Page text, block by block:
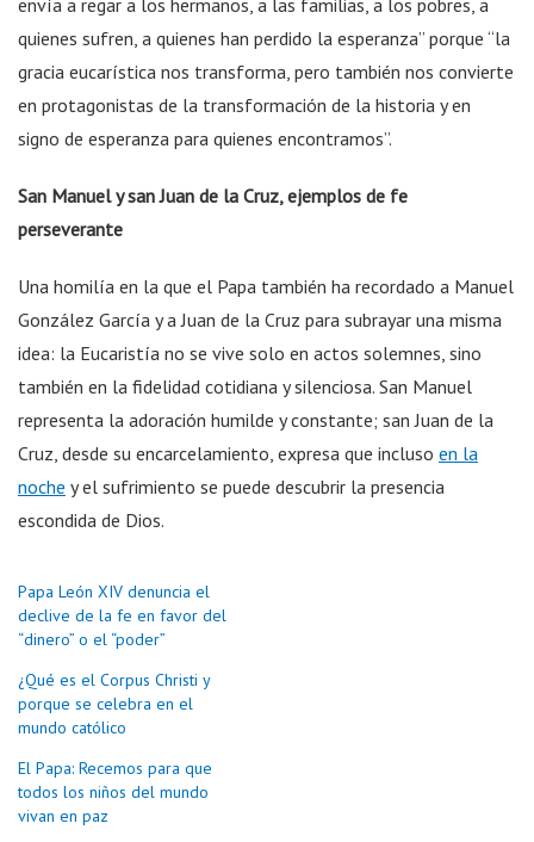
quienes sufren, a quienes han perdido la esperanza” porque “la
gracia eucarística nos transforma, pero también nos convierte
en protagonistas de la transformación de la historia y en
signo de esperanza para quienes encontramos”.
San Manuel y san Juan de la Cruz, ejemplos de fe
perseverante
Una homilía en la que el Papa también ha recordado a Manuel
González García y a Juan de la Cruz para subrayar una misma
idea: la Eucaristía no se vive solo en actos solemnes, sino
también en la fidelidad cotidiana y silenciosa. San Manuel
representa la adoración humilde y constante; san Juan de la
Cruz, desde su encarcelamiento, expresa que incluso en la
noche y el sufrimiento se puede descubrir la presencia
escondida de Dios.
Papa León XIV denuncia el
declive de la fe en favor del
“dinero” o el “poder”
¿Qué es el Corpus Christi y
porque se celebra en el
mundo católico
El Papa: Recemos para que
todos los niños del mundo
vivan en paz